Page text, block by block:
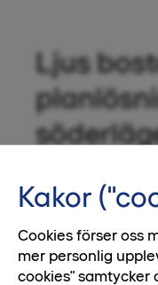
Ljus
Välkommen
söderläge och
matlagning
du en mysig
Kakor
Cookies förser oss
mer personlig
cookies" samtycker